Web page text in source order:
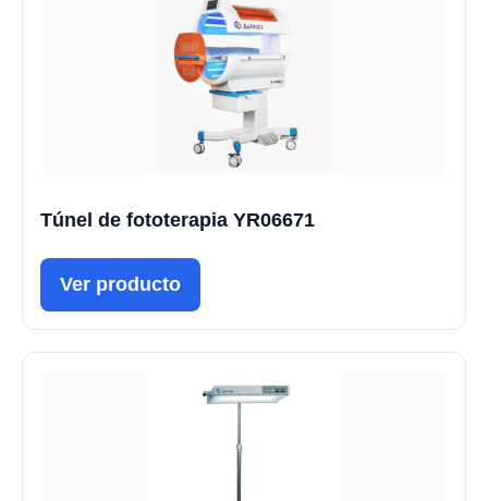
Túnel de fototerapia YR06671
Ver producto